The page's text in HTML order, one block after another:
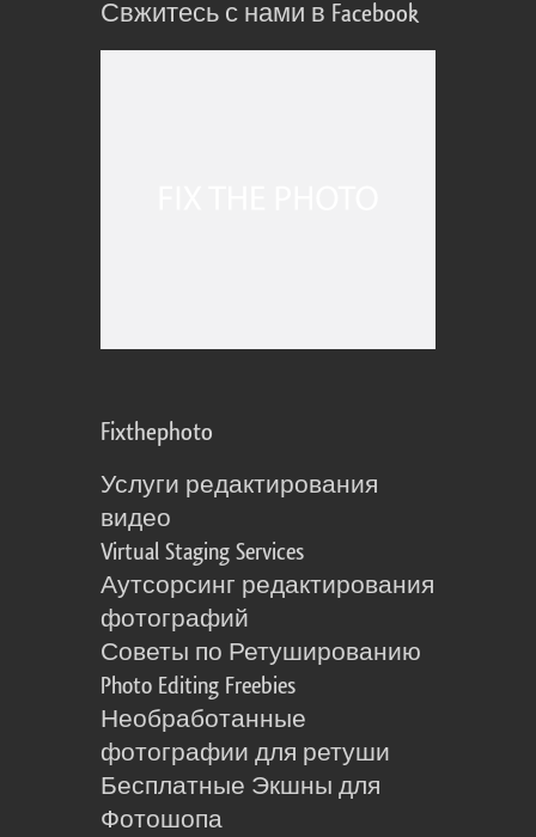
Свжитесь с нами в Facebook
Fixthephoto
Услуги редактирования
видео
Virtual Staging Services
Аутсорсинг редактирования
фотографий
Советы по Ретушированию
Photo Editing Freebies
Необработанные
фотографии для ретуши
Бесплатные Экшны для
Фотошопа